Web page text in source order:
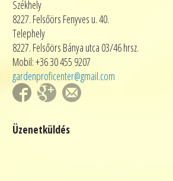
Székhely
8227. Felsőörs Fenyves u. 40.
Telephely
8227. Felsőörs Bánya utca 03/46 hrsz.
Mobil: +36 30 455 9207
gardenproficenter@gmail.com
Üzenetküldés